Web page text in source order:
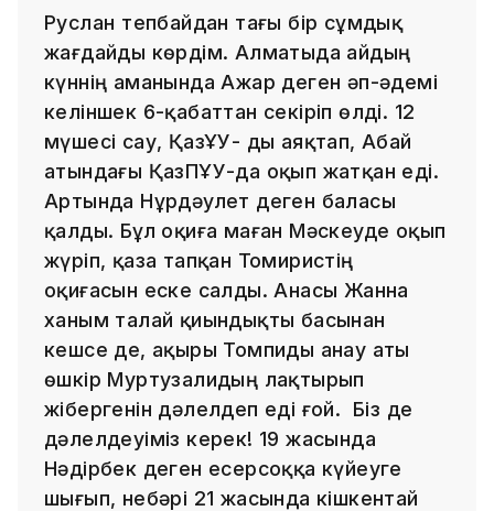
Руслан Өтепбайдан тағы бір сұмдық
жағдайды көрдім. Алматыда айдың
күннің аманында Ажар деген әп-әдемі
келіншек 6-қабаттан секіріп өлді. 12
мүшесі сау, ҚазҰУ- ды аяқтап, Абай
атындағы ҚазПҰУ-да оқып жатқан еді.
Артында Нұрдәулет деген баласы
қалды. Бұл оқиға маған Мәскеуде оқып
жүріп, қаза тапқан Томиристің
оқиғасын еске салды. Анасы Жанна
ханым талай қиындықты басынан
кешсе де, ақыры Томпиды анау аты
өшкір Муртузалидың лақтырып
жібергенін дәлелдеп еді ғой. Біз де
дәлелдеуіміз керек! 19 жасында
Нәдірбек деген есерсоққа күйеуге
шығып, небәрі 21 жасында кішкентай